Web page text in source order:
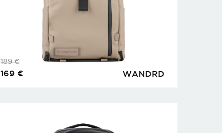
WANDRD
189€
169 €